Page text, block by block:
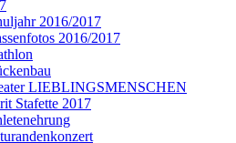
2016/2017
2016/2017
LIEBLINGSMENSCHEN
Stafette 2017